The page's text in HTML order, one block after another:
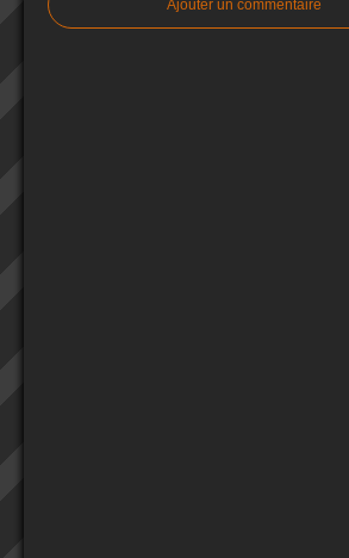
Ajouter un commentaire